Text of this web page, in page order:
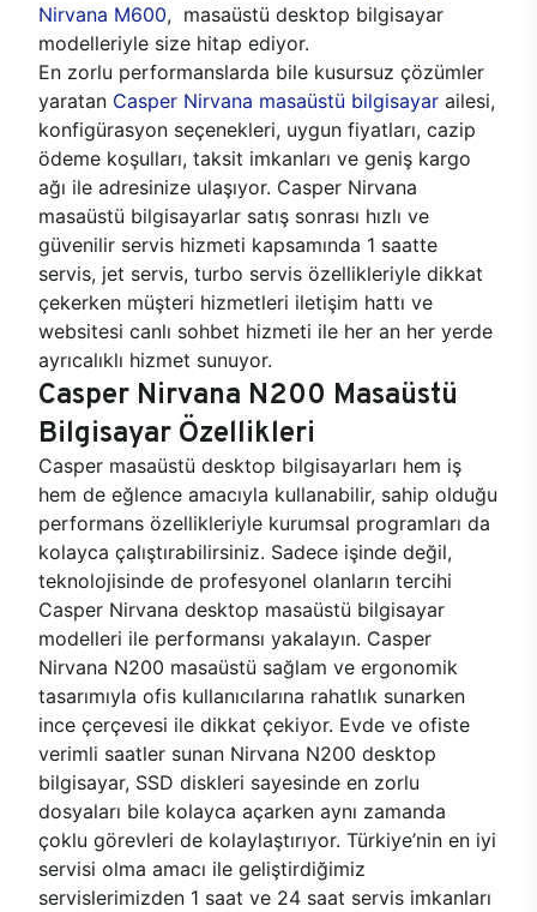
Nirvana M600, masaüstü desktop bilgisayar
modelleriyle size hitap ediyor.
En zorlu performanslarda bile kusursuz çözümler
yaratan Casper Nirvana masaüstü bilgisayar ailesi,
konfigürasyon seçenekleri, uygun fiyatları, cazip
ödeme koşulları, taksit imkanları ve geniş kargo
ağı ile adresinize ulaşıyor. Casper Nirvana
masaüstü bilgisayarlar satış sonrası hızlı ve
güvenilir servis hizmeti kapsamında 1 saatte
servis, jet servis, turbo servis özellikleriyle dikkat
çekerken müşteri hizmetleri iletişim hattı ve
websitesi canlı sohbet hizmeti ile her an her yerde
ayrıcalıklı hizmet sunuyor.
Casper Nirvana N200 Masaüstü
Bilgisayar Özellikleri
Casper masaüstü desktop bilgisayarları hem iş
hem de eğlence amacıyla kullanabilir, sahip olduğu
performans özellikleriyle kurumsal programları da
kolayca çalıştırabilirsiniz. Sadece işinde değil,
teknolojisinde de profesyonel olanların tercihi
Casper Nirvana desktop masaüstü bilgisayar
modelleri ile performansı yakalayın. Casper
Nirvana N200 masaüstü sağlam ve ergonomik
tasarımıyla ofis kullanıcılarına rahatlık sunarken
ince çerçevesi ile dikkat çekiyor. Evde ve ofiste
verimli saatler sunan Nirvana N200 desktop
bilgisayar, SSD diskleri sayesinde en zorlu
dosyaları bile kolayca açarken aynı zamanda
çoklu görevleri de kolaylaştırıyor. Türkiye’nin en iyi
servisi olma amacı ile geliştirdiğimiz
servislerimizden 1 saat ve 24 saat servis imkanları